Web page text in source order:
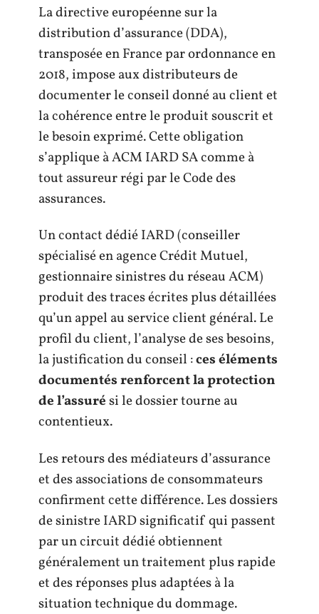
La directive européenne sur la
distribution d’assurance (DDA),
transposée en France par ordonnance en
2018, impose aux distributeurs de
documenter le conseil donné au client et
la cohérence entre le produit souscrit et
le besoin exprimé. Cette obligation
s’applique à ACM IARD SA comme à
tout assureur régi par le Code des
assurances.
Un contact dédié IARD (conseiller
spécialisé en agence Crédit Mutuel,
gestionnaire sinistres du réseau ACM)
produit des traces écrites plus détaillées
qu’un appel au service client général. Le
profil du client, l’analyse de ses besoins,
la justification du conseil :ces éléments
documentés renforcent la protection
de l’assurési le dossier tourne au
contentieux.
Les retours des médiateurs d’assurance
et des associations de consommateurs
confirment cette différence. Les dossiers
de sinistre IARD significatif qui passent
par un circuit dédié obtiennent
généralement un traitement plus rapide
et des réponses plus adaptées à la
situation technique du dommage.